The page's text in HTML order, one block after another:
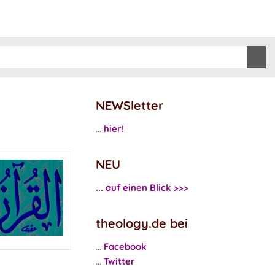
NEWSletter
... hier!
NEU
... auf einen Blick >>>
theology.de bei
... Facebook
... Twitter